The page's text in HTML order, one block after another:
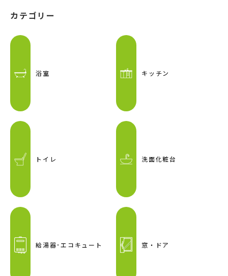
カテゴリー
浴室 キッチン
トイレ 洗面化粧台
給湯器･エコキュート 窓・ドア